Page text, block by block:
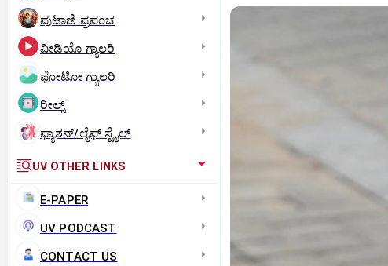
ಪುಟಾಣಿ ಪ್ರಪಂಚ
ವೀಡಿಯೊ ಗ್ಯಾಲರಿ
ಫೋಟೋ ಗ್ಯಾಲರಿ
ರೀಲ್ಸ್
ಫ್ಯಾಶನ್/ಲೈಫ್‌ ಸ್ಟೈಲ್
UV OTHER LINKS
E-PAPER
UV PODCAST
CONTACT US